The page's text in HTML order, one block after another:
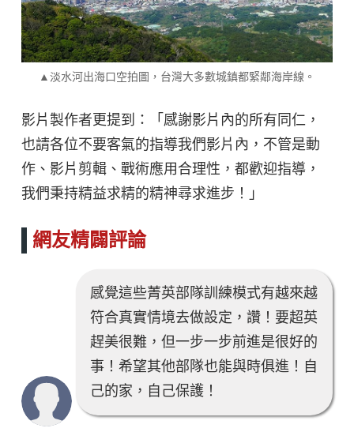
▲淡水河出海口空拍圖，台灣大多數城鎮都緊鄰海岸線。
影片製作者更提到：「感謝影片內的所有同仁，
也請各位不要客氣的指導我們影片內，不管是動
作、影片剪輯、戰術應用合理性，都歡迎指導，
我們秉持精益求精的精神尋求進步！」
網友精闢評論
感覺這些菁英部隊訓練模式有越來越
符合真實情境去做設定，讚！要超英
趕美很難，但一步一步前進是很好的
事！希望其他部隊也能與時俱進！自
己的家，自己保護！